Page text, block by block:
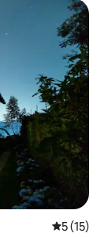
5 (15)